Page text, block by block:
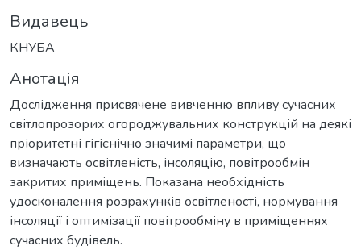
Видавець
КНУБА
Анотація
Дослідження присвячене вивченню впливу сучасних
світлопрозорих огороджувальних конструкцій на деякі
пріоритетні гігієнічно значимі параметри, що
визначають освітленість, інсоляцію, повітрообмін
закритих приміщень. Показана необхідність
удосконалення розрахунків освітленості, нормування
інсоляції і оптимізації повітрообміну в приміщеннях
сучасних будівель.